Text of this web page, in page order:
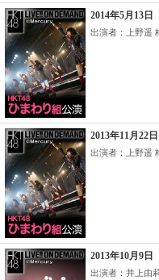
2014年5月13
出演者：上野遥
2013年11月22
出演者：上野遥
2013年10月9
出演者：井上由